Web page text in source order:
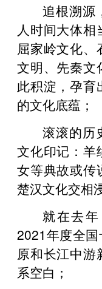
追根溯源
人时间大体相
屈家岭文化
文明、先秦文
此积淀，孕育
的文化底蕴；
滚滚的历
文化印记：羊
女等典故或传
楚汉文化交相
就在去
2021年度全
原和长江中游
系空白；